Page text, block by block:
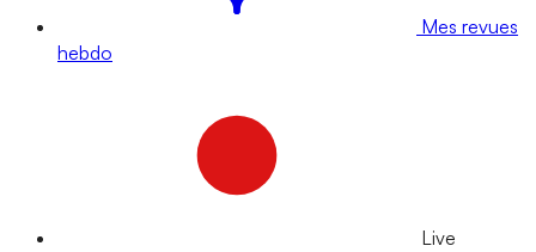
Mes revues
hebdo
Live